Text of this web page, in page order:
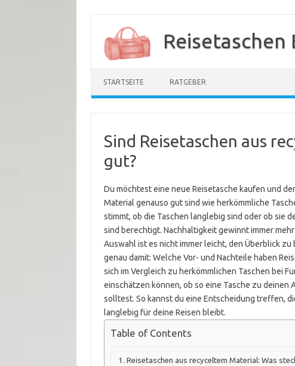
springen
Reisetaschen
STARTSEITE RATGEBER
Sind Reisetaschen aus
gut?
Du möchtest eine neue Reisetasche kaufen und
Material genauso gut sind wie herkömmliche
stimmt, ob die Taschen langlebig sind oder ob sie
sind berechtigt. Nachhaltigkeit gewinnt immer
Auswahl ist es nicht immer leicht, den Überblick
genau damit: Welche Vor- und Nachteile haben
sich im Vergleich zu herkömmlichen Taschen bei
einschätzen können, ob so eine Tasche zu
solltest. So kannst du eine Entscheidung treffen,
langlebig für deine Reisen bleibt.
Table of Contents
Reisetaschen aus recyceltem Material: Was